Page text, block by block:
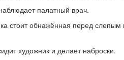
палатный врач.
стоит обнажённая перед слепым
художник и делает наброски.